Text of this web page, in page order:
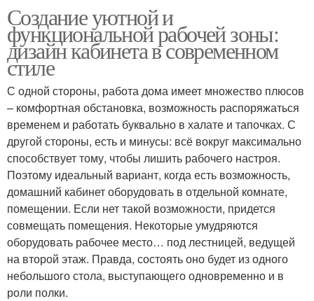
Создание уютной и
функциональной рабочей зоны:
дизайн кабинета в современном
стиле
С одной стороны, работа дома имеет множество плюсов
– комфортная обстановка, возможность распоряжаться
временем и работать буквально в халате и тапочках. С
другой стороны, есть и минусы: всё вокруг максимально
способствует тому, чтобы лишить рабочего настроя.
Поэтому идеальный вариант, когда есть возможность,
домашний кабинет оборудовать в отдельной комнате,
помещении. Если нет такой возможности, придется
совмещать помещения. Некоторые умудряются
оборудовать рабочее место… под лестницей, ведущей
на второй этаж. Правда, состоять оно будет из одного
небольшого стола, выступающего одновременно и в
роли полки.